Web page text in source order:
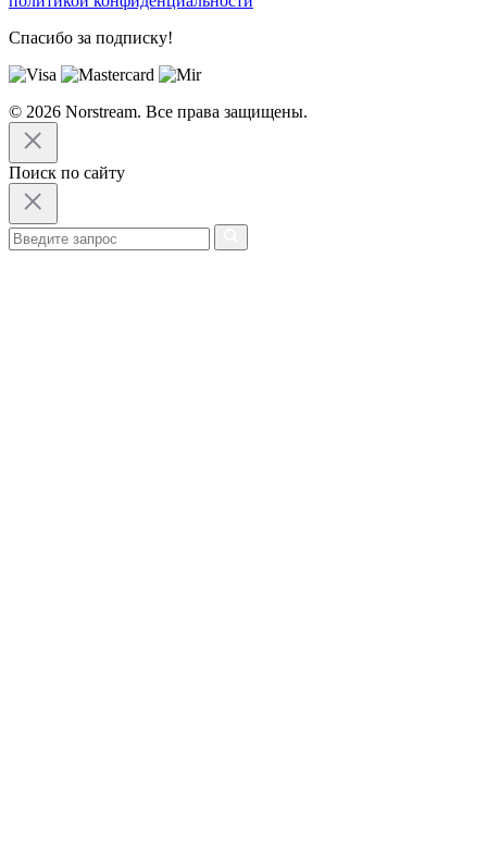
Спасибо за подписку!
© 2026 Norstream. Все права защищены.
Поиск по сайту